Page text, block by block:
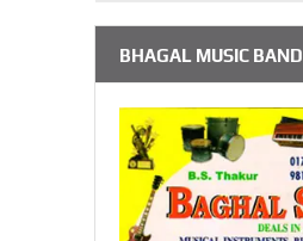
BHAGAL MUSIC BAND